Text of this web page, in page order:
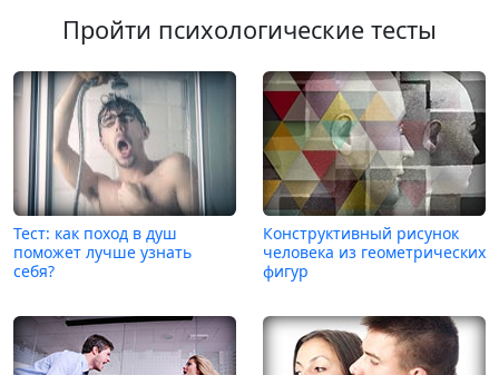
Пройти психологические тесты
Тест: как поход в душ
поможет лучше узнать
себя?
Конструктивный рисунок
человека из геометрических
фигур